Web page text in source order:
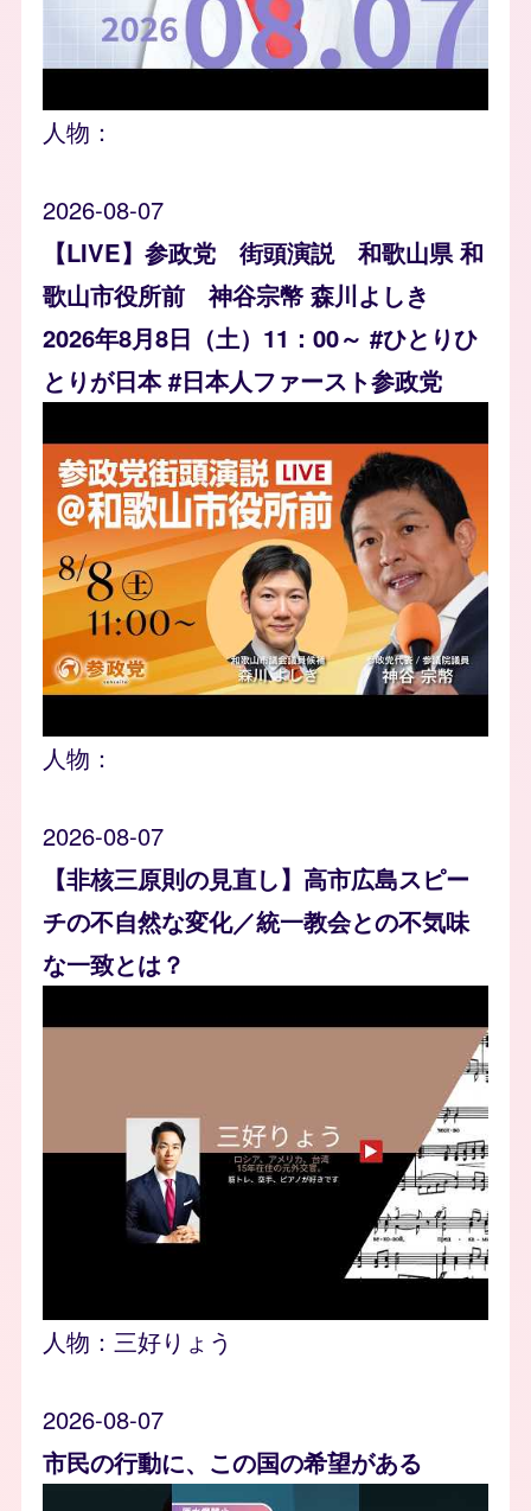
人物：
2026-08-07
【LIVE】参政党 街頭演説 和歌山県 和
歌山市役所前 神谷宗幣 森川よしき
2026年8月8日（土）11：00～ #ひとりひ
とりが日本 #日本人ファースト参政党
人物：
2026-08-07
【非核三原則の見直し】高市広島スピー
チの不自然な変化／統一教会との不気味
な一致とは？
人物： 三好りょう
2026-08-07
市民の行動に、この国の希望がある